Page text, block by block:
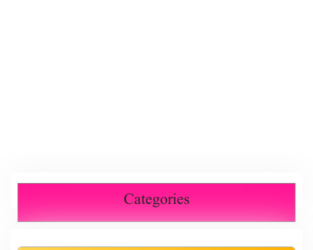
Categories